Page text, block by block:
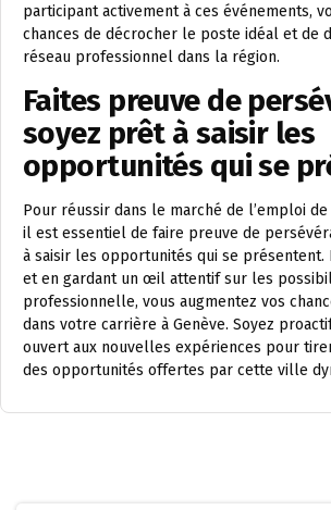
participant activement à ces événements,
chances de décrocher le poste idéal et de
réseau professionnel dans la région.
Faites preuve de
soyez prêt à saisir les
opportunités qui se
Pour réussir dans le marché de l’emploi
il est essentiel de faire preuve de
à saisir les opportunités qui se présentent.
et en gardant un œil attentif sur les
professionnelle, vous augmentez vos
dans votre carrière à Genève. Soyez
ouvert aux nouvelles expériences pour
des opportunités offertes par cette ville